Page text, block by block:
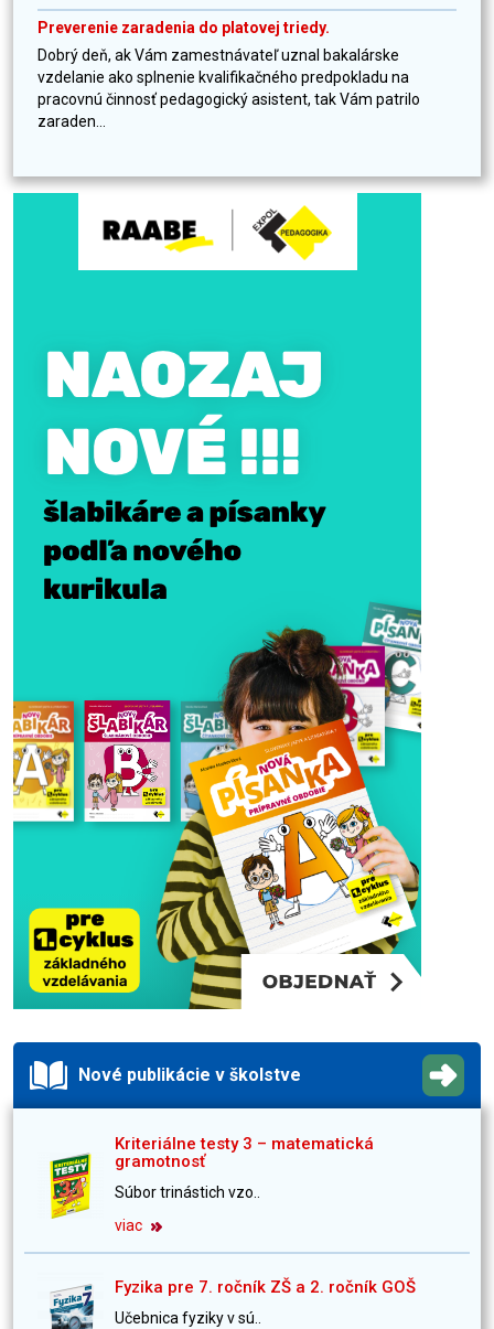
Preverenie zaradenia do platovej triedy.
Dobrý deň, ak Vám zamestnávateľ uznal bakalárske
vzdelanie ako splnenie kvalifikačného predpokladu na
pracovnú činnosť pedagogický asistent, tak Vám patrilo
zaraden...
Nové publikácie v školstve
Kriteriálne testy 3 – matematická
gramotnosť
Súbor trinástich vzo..
viac
Fyzika pre 7. ročník ZŠ a 2. ročník GOŠ
Učebnica fyziky v sú..